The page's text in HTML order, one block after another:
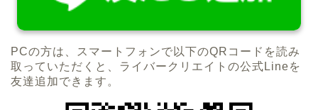
PCの方は、スマートフォンで以下のQRコードを読み
取っていただくと、ライバークリエイトの公式Lineを
友達追加できます。